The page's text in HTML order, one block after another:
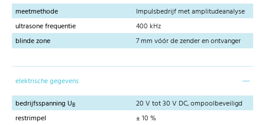
meetmethode
Impulsbedrijf met amplitudeanalyse
ultrasone frequentie
400 kHz
blinde zone
7 mm vóór de zender en ontvanger
elektrische gegevens
bedrijfsspanning UB
20 V tot 30 V DC, ompoolbeveiligd
restrimpel
± 10 %